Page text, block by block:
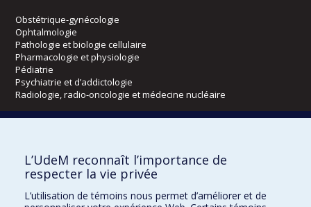
Obstétrique-gynécologie
Ophtalmologie
Pathologie et biologie cellulaire
Pharmacologie et physiologie
Pédiatrie
Psychiatrie et d’addictologie
Radiologie, radio-oncologie et médecine nucléaire
Kinésiologie et des sciences de l’activité physique
Orthophonie et audiologie
L’UdeM reconnaît l’importance de
respecter la vie privée
L’utilisation de témoins nous permet d’améliorer et de